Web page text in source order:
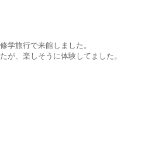
学旅行で来館しました。
が、楽しそうに体験してました。